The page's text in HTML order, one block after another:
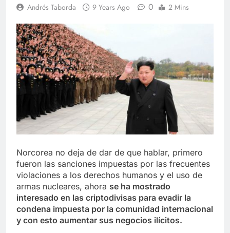
Andrés Taborda 9 Years Ago 0 2 Mins
Norcorea no deja de dar de que hablar, primero
fueron las sanciones impuestas por las frecuentes
violaciones a los derechos humanos y el uso de
armas nucleares, ahora se ha mostrado
interesado en las criptodivisas para evadir la
condena impuesta por la comunidad internacional
y con esto aumentar sus negocios ilícitos.